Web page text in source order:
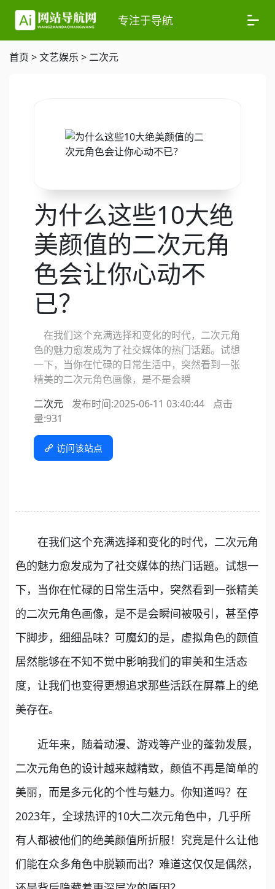
专注于导航
首页 >文艺娱乐 > 二次元
为什么这些10大绝
美颜值的二次元角
色会让你心动不
已？
在我们这个充满选择和变化的时代，二次元角
色的魅力愈发成为了社交媒体的热门话题。试想
一下，当你在忙碌的日常生活中，突然看到一张
精美的二次元角色画像，是不是会瞬
二次元
发布时间:2025-06-11 03:40:44
点击
量:931
访问该站点
在我们这个充满选择和变化的时代，二次元角
色的魅力愈发成为了社交媒体的热门话题。试想一
下，当你在忙碌的日常生活中，突然看到一张精美
的二次元角色画像，是不是会瞬间被吸引，甚至停
下脚步，细细品味？可魔幻的是，虚拟角色的颜值
居然能够在不知不觉中影响我们的审美和生活态
度，让我们也变得更想追求那些活跃在屏幕上的绝
美存在。
近年来，随着动漫、游戏等产业的蓬勃发展，
二次元角色的设计越来越精致，颜值不再是简单的
美丽，而是多元化的个性与魅力。你知道吗？在
2023年，全球热评的10大二次元角色中，几乎所
有人都被他们的绝美颜值所折服！究竟是什么让他
们能在众多角色中脱颖而出？难道这仅仅是偶然，